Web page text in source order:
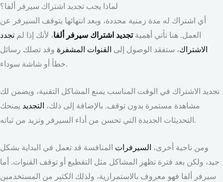
لماذا يجب تجديد اشتراك سيرفر ألفا؟
أي اشتراك له مدة زمنية محددة، وبعد انتهائها يتوقف السيرفر عن
العمل. هنا تأتي أهميةتجديد اشتراك سيرفر ألفا، لأنك إذا لم تجدد
الاشتراك، ستفقد الوصول إلى القنوات المشفرة وقد تصلك رسائل
خطأ أو شاشة سوداء.
تجديد الاشتراك في الوقت المناسب يمنع المشاكل التقنية، ويضمن لك
مشاهدة مستمرة بدون توقف. بالإضافة إلى ذلك، التجديد يمنحك
التحديثات الجديدة التي تحسن من أداء السيرفر وتزيد من ثباته.
ومن ناحية أخرى، السيرفرات المنافسة قد تعمل في البداية بشكل
جيد، ولكن بعد فترة تظهر المشاكل مثل التقطيع أو توقف القنوات. أما
سيرفر ألفا فهو معروف بالاستمرارية، ولذلك الكثير من المستخدمين